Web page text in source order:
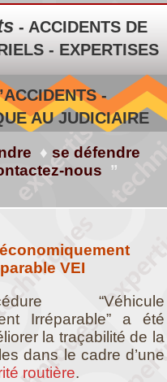
- ACCIDENTS DE
- EXPERTISES
-
AU JUDICIAIRE
♦se défendre
nous ”
VEI
“Véhicule
Irréparable” a été
la traçabilité de la
dans le cadre d’une
routière.